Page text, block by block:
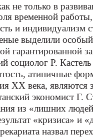
не только в
временной
и индивидуализм
выделили
гарантированной
социолог Р.
атипичные
XX века,
экономист Г.
из «лишних
«кризиса» и
назвал